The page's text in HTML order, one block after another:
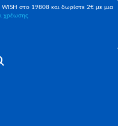
στο 19808 και δωρίστε 2€ με μια
χρέωσης